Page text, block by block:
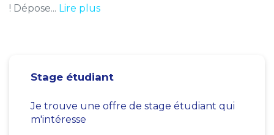
! Dépose... Lire plus
Stage étudiant
Je trouve une offre de stage étudiant qui
m'intéresse